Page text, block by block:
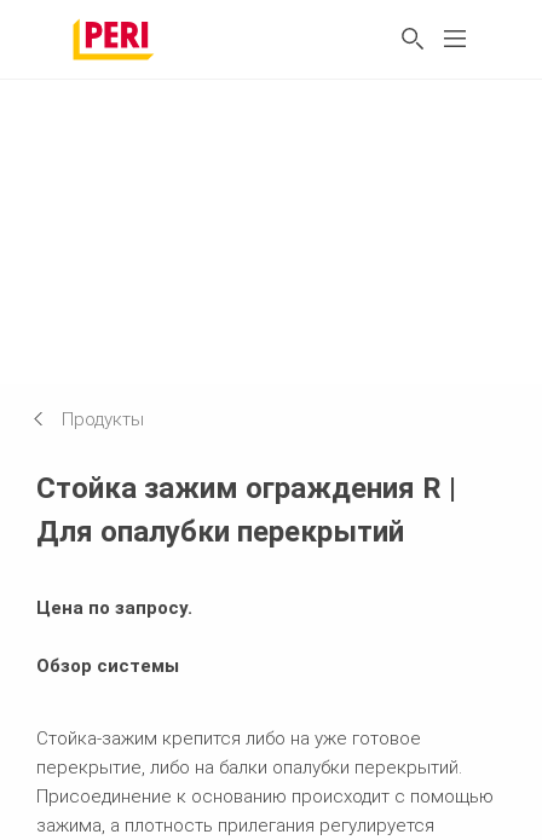
Продукты
Стойка зажим ограждения R |
Для опалубки перекрытий
Цена по запросу.
Обзор системы
Стойка-зажим крепится либо на уже готовое
перекрытие, либо на балки опалубки перекрытий.
Присоединение к основанию происходит с помощью
зажима, а плотность прилегания регулируется